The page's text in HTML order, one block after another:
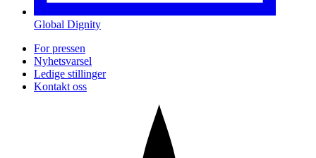
Global Dignity
For pressen
Nyhetsvarsel
Ledige stillinger
Kontakt oss